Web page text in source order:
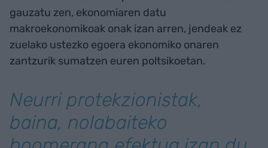
gauzatu zen, ekonomiaren datu
makroekonomikoak onak izan arren, jendeak ez
zuelako ustezko egoera ekonomiko onaren
zantzurik sumatzen euren poltsikoetan.
Neurri protekzionistak,
baina, nolabaiteko